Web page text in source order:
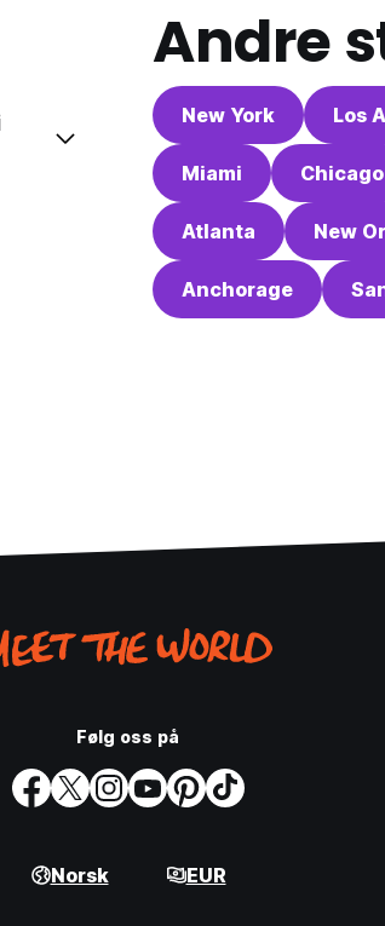
Andre
New York Los
Miami Chicago
Atlanta New
Anchorage
Følg oss på
Norsk EUR